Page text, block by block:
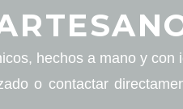
hechos a mano y con
o contactar